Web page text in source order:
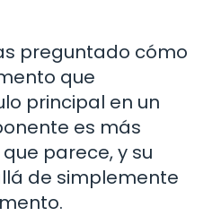
preguntado cómo
que
principal en un
es más
parece, y su
de simplemente